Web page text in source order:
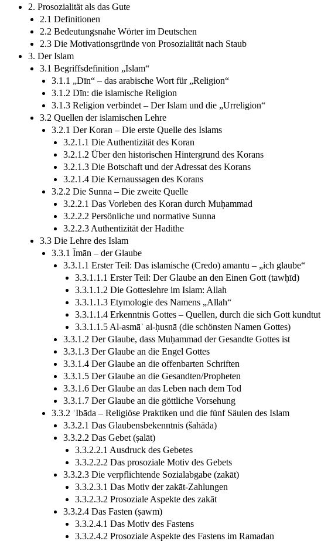
2. Prosozialität als das Gute
2.1 Definitionen
2.2 Bedeutungsnahe Wörter im Deutschen
2.3 Die Motivationsgründe von Prosozialität nach Staub
3. Der Islam
3.1 Begriffsdefinition „Islam“
3.1.1 „Dīn“ – das arabische Wort für „Religion“
3.1.2 Dīn: die islamische Religion
3.1.3 Religion verbindet – Der Islam und die „Urreligion“
3.2 Quellen der islamischen Lehre
3.2.1 Der Koran – Die erste Quelle des Islams
3.2.1.1 Die Authentizität des Koran
3.2.1.2 Über den historischen Hintergrund des Korans
3.2.1.3 Die Botschaft und der Adressat des Korans
3.2.1.4 Die Kernaussagen des Korans
3.2.2 Die Sunna – Die zweite Quelle
3.2.2.1 Das Vorleben des Koran durch Muḥammad
3.2.2.2 Persönliche und normative Sunna
3.2.2.3 Authentizität der Hadithe
3.3 Die Lehre des Islam
3.3.1 Īmān – der Glaube
3.3.1.1 Erster Teil: Das islamische (Credo) amantu – „ich glaube“
3.3.1.1.1 Erster Teil: Der Glaube an den Einen Gott (tawḥīd)
3.3.1.1.2 Die Gotteslehre im Islam: Allah
3.3.1.1.3 Etymologie des Namens „Allah“
3.3.1.1.4 Erkenntnis Gottes – Quellen, durch die sich Gott kundtut
3.3.1.1.5 Al-asmāʾ al-ḥusnā (die schönsten Namen Gottes)
3.3.1.2 Der Glaube, dass Muḥammad der Gesandte Gottes ist
3.3.1.3 Der Glaube an die Engel Gottes
3.3.1.4 Der Glaube an die offenbarten Schriften
3.3.1.5 Der Glaube an die Gesandten/Propheten
3.3.1.6 Der Glaube an das Leben nach dem Tod
3.3.1.7 Der Glaube an die göttliche Vorsehung
3.3.2 ʿIbāda – Religiöse Praktiken und die fünf Säulen des Islam
3.3.2.1 Das Glaubensbekenntnis (šahāda)
3.3.2.2 Das Gebet (ṣalāt)
3.3.2.2.1 Ausdruck des Gebetes
3.3.2.2.2 Das prosoziale Motiv des Gebets
3.3.2.3 Die verpflichtende Sozialabgabe (zakāt)
3.3.2.3.1 Das Motiv der zakāt-Zahlungen
3.3.2.3.2 Prosoziale Aspekte des zakāt
3.3.2.4 Das Fasten (ṣawm)
3.3.2.4.1 Das Motiv des Fastens
3.3.2.4.2 Prosoziale Aspekte des Fastens im Ramadan